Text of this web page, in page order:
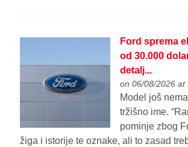
Ford sprema
od 30.000
detalj...
on 06/08/2026 at
Model još
tržišno ime.
pominje zbog
žiga i istorije te oznake, ali to zasad